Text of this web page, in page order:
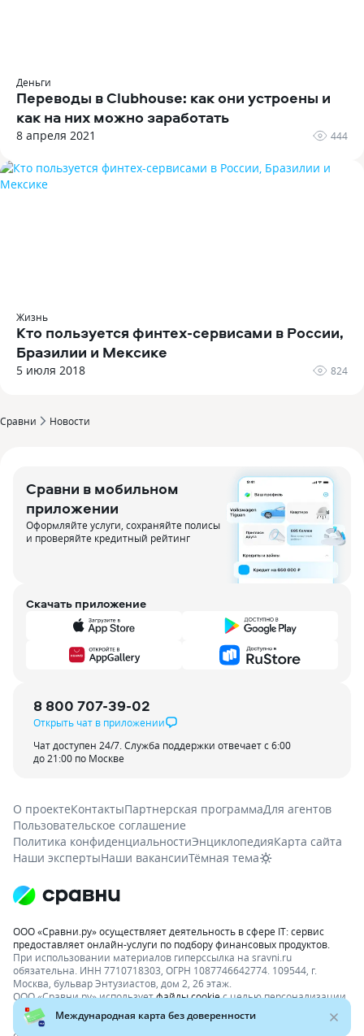
Деньги
Переводы в Clubhouse: как они устроены и
как на них можно заработать
8 апреля 2021 444
Жизнь
Кто пользуется финтех-сервисами в России,
Бразилии и Мексике
5 июля 2018 824
Сравни Новости
Сравни в мобильном
приложении
Оформляйте услуги, сохраняйте полисы
и проверяйте кредитный рейтинг
Скачать приложение
8 800 707-39-02
Открыть чат в приложении
Чат доступен 24/7. Служба поддержки отвечает с 6:00
до 21:00 по Москве
О проектеКонтактыПартнерская программаДля агентов
Пользовательское соглашение
Политика конфиденциальностиЭнциклопедияКарта сайта
Наши экспертыНаши вакансииТёмная тема
ООО «Сравни.ру» осуществляет деятельность в сфере IT: сервис
предоставляет онлайн-услуги по подбору финансовых продуктов.
При использовании материалов гиперссылка на sravni.ru
обязательна. ИНН 7710718303, ОГРН 1087746642774. 109544, г.
Москва, бульвар Энтузиастов, дом 2, 26 этаж.
ООО «Сравни.ру» используетфайлы cookieс целью персонализации
сервисов и повышения удобства пользования веб-сайтом. Если вы
не хотите, чтобы ваши пользовательские данные обрабатывались,